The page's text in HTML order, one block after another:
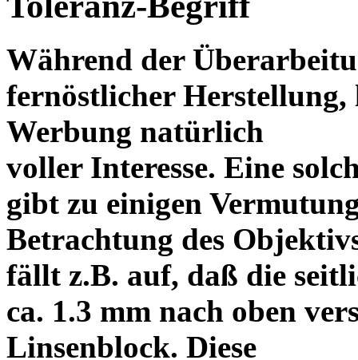
Während der
fernöstlicher Herstellung,
Werbung natürlich
voller Interesse. Eine
gibt zu einigen
Betrachtung des
fällt z.B. auf, daß die
ca. 1.3 mm nach oben
Linsenblock. Diese